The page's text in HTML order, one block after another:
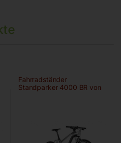
Fahrradständer
Standparker 4000 BR von